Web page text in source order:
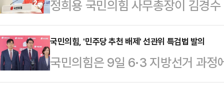
아래 봉쇄·봉인돼 투표참관인과 호
원회로 이송한 후 폐쇄회…
도 국회에서 전현희 의원 주최로 열
다' 토론회에 참석해 "검찰과 군, 관
는 건 당에 있다. 집권여당과 상임
통령 혼자 불가능하다"며 이같이
겼다고 하지만 국…
정희용 국민의힘 사무총장이 김경
6·3 지방선거 과정에서 제기한 박
'딥페이크 영상·관권선거 의혹'에
지사를 겨냥한 '정치적 탄압'이 아
희용 사무총장은 9일 페이스북에 "
국민의힘, '민주당 추천 배제' 선관위 특검법 발의
국민의힘은 9일 6·3 지방선거 과정
권 침해 의혹과 관련해 더불어민주